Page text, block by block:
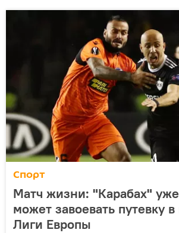
Спорт
Матч жизни: "Карабах"
может завоевать путевку
Лиги Европы